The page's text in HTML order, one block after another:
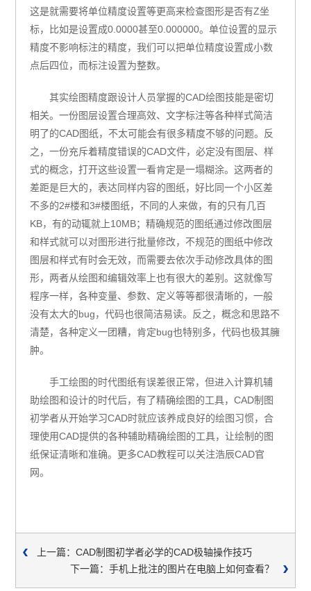
这是就需要将单位精度设置等更高来检查图形是否有Z坐
标，比如是设置成0.0000甚至0.000000。单位设置的显示
精度不影响标注的精度，我们可以把单位精度设置成小数
点后四位，而标注设置为整数。
其实绘图精度跟设计人员掌握的CAD绘图技能是密切
相关。一份图层设置合理高效、文字标注等各种样式简洁
明了的CAD图纸，不太可能会有很多精度不够的问题。反
之，一份充斥着精度错误的CAD文件，必定没有图层、样
式的概念，打开这些设置一看肯定是一塌糊涂。这两者的
差距是巨大的，表达同样内容的图纸，好比同一个小区差
不多的2#楼和3#楼图纸，不同的人来做，有的只有几百
KB，有的动辄就上10MB；精确规范的图纸通过修改图层
和样式就可以对图形进行批量修改，不规范的图纸中修改
图层和样式有时会无效，而需要去依次手动修改具体的图
形，两者从绘图和编辑效率上也有很大的差别。这就像写
程序一样，各种变量、参数、定义等等都很清晰的，一般
没有太大的bug，代码也很简洁易读。反之，概念和思路不
清楚，各种定义一团糟，肯定bug也特别多，代码也极其臃
肿。
手工绘图的时代图纸有误差很正常，但进入计算机辅
助绘图和设计的时代后，有了精确绘图的工具，CAD制图
初学者从开始学习CAD时就应该养成良好的绘图习惯，合
理使用CAD提供的各种辅助精确绘图的工具，让绘制的图
纸保证清晰和准确。更多CAD教程可以关注浩辰CAD官
网。
上一篇：CAD制图初学者必学的CAD极轴操作技巧
下一篇：手机上批注的图片在电脑上如何查看？